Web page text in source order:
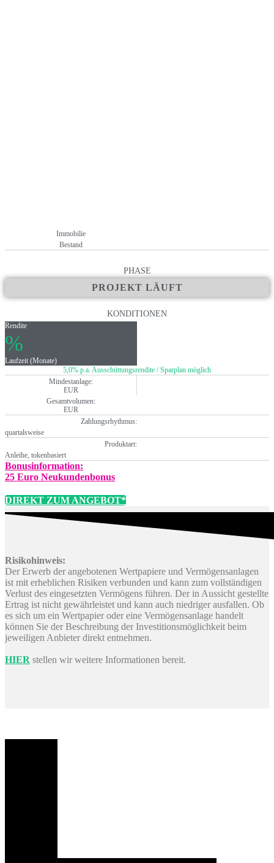
Immobilie
Bestand
PHASE
PROJEKT LÄUFT
KONDITIONEN
Rendite
%
Laufzeit (Monate)
5,0% p.a. Ausschüttungsrendite / Sparplan möglich
Mindestanlage:
EUR
Gesamtvolumen:
EUR
Zahlungsrhythmus:
quartalsweise
Produktart:
Anleihe, tokenbasiert
Bonusinformation:
25 Euro Neukundenbonus
DIREKT ZUM ANGEBOT*
Risikohinweis:
Der Erwerb der angebotenen Wertpapiere und Vermögensanlagen
ist mit erheblichen Risiken verbunden und kann zum vollständigen
Verlust des eingesetzten Vermögens führen. Der in Aussicht gestellte
Ertrag ist nicht gewährleistet und kann auch niedriger ausfallen. Ob
es sich um ein Wertpapier oder eine Vermögensanlage handelt
können Sie der Beschreibung der Investitionsmöglichkeit beim
jeweiligen Anbieter direkt entnehmen.
HIER stellen wir weitere Informationen bereit.